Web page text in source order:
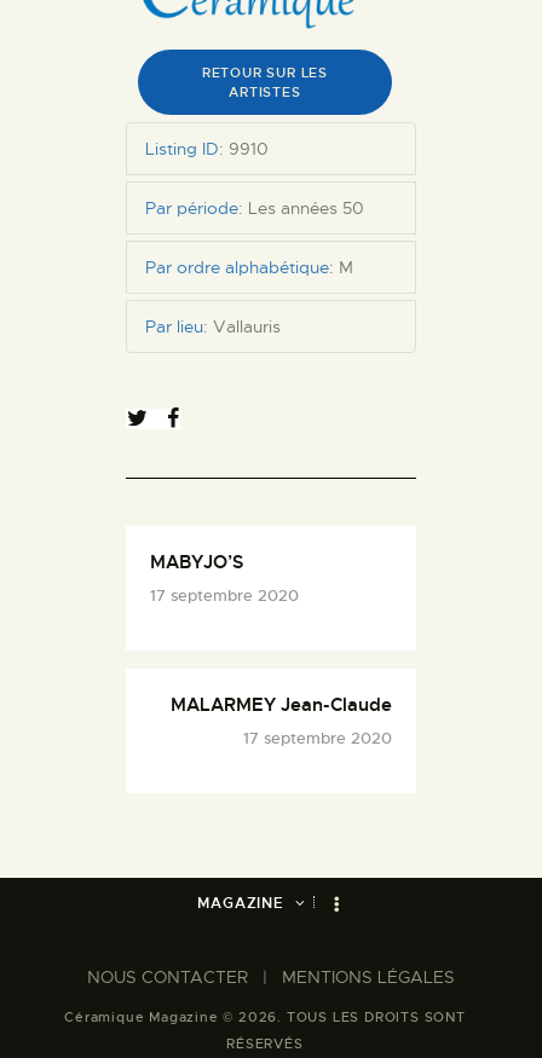
RETOUR SUR LES
ARTISTES
Listing ID: 9910
Par période: Les années 50
Par ordre alphabétique: M
Par lieu: Vallauris
MABYJO’S
17 septembre 2020
MALARMEY Jean-Claude
17 septembre 2020
MAGAZINE
NOUS CONTACTER​ | MENTIONS LÉGALES
Céramique Magazine © 2026. TOUS LES DROITS SONT
RÉSERVÉS